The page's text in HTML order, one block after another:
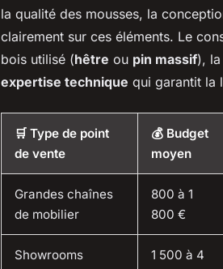
la qualité des mousses, la
clairement sur ces éléments. Le
bois utilisé (hêtre ou pin massif),
expertise technique qui garantit la
🛒 Type de point
de vente
💰 Budget
moyen
Grandes chaînes
de mobilier
800 à 1
800 €
Showrooms
1 500 à 4